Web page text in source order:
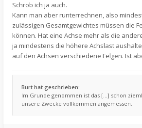
Schrob ich ja auch.
Kann man aber runterrechnen, also
zulässigen Gesamtgewichtes müssen die
können. Hat eine Achse mehr als die
ja mindestens die höhere Achslast
auf den Achsen verschiedene Felgen. Ist
Burt hat geschrieben:
Im Grunde genommen ist das [...] schon
unsere Zwecke vollkommen angemessen.